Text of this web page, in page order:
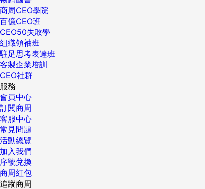
商周CEO學院
百億CEO班
CEO50失敗學
組織領袖班
駐足思考表達班
客製企業培訓
CEO社群
服務
會員中心
訂閱商周
客服中心
常見問題
活動總覽
加入我們
序號兌換
商周紅包
追蹤商周